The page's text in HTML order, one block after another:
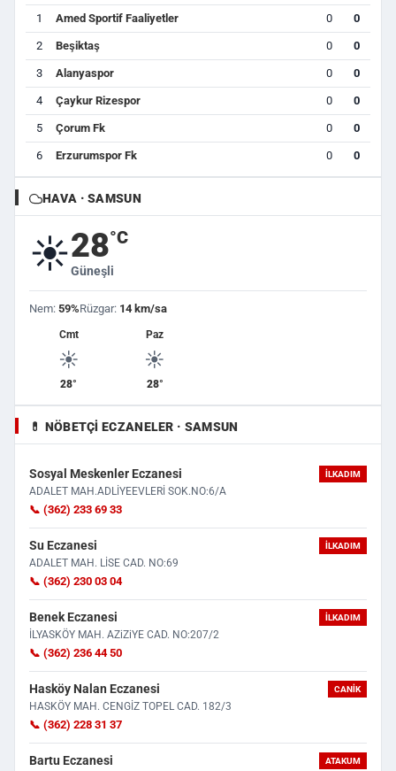
1 Amed Sportif Faaliyetler 0 0
2 Beşiktaş 0 0
3 Alanyaspor 0 0
4 Çaykur Rizespor 0 0
5 Çorum Fk 0 0
6 Erzurumspor Fk 0 0
HAVA · SAMSUN
☀️28°C
Güneşli
Nem: 59%Rüzgar: 14 km/sa
Cmt
☀️
28°
Paz
☀️
28°
💊 NÖBETÇI ECZANELER · SAMSUN
Sosyal Meskenler Eczanesi İLKADIM
ADALET MAH.ADLİYEEVLERİ SOK.NO:6/A
📞 (362) 233 69 33
Su Eczanesi İLKADIM
ADALET MAH. LİSE CAD. NO:69
📞 (362) 230 03 04
Benek Eczanesi İLKADIM
İLYASKÖY MAH. AZiZiYE CAD. NO:207/2
📞 (362) 236 44 50
Hasköy Nalan Eczanesi CANIK
HASKÖY MAH. CENGİZ TOPEL CAD. 182/3
📞 (362) 228 31 37
Bartu Eczanesi ATAKUM